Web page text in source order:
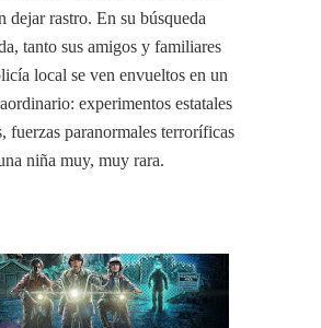
dejar rastro. En su búsqueda
tanto sus amigos y familiares
local se ven envueltos en un
experimentos estatales
fuerzas paranormales terroríficas
niña muy, muy rara.